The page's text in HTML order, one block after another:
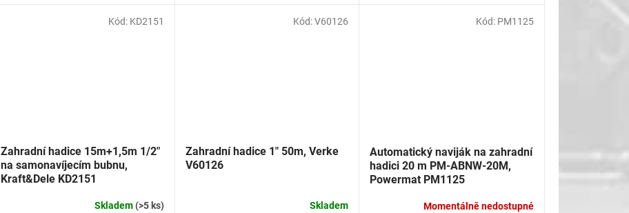
Zahradní hadice 15m+1,5m 1/2"
na samonavíjecím bubnu,
Kraft&Dele KD2151
Skladem(>5 ks)
Kód: KD2151
Zahradní hadice 1" 50m, Verke
V60126
Skladem
Kód:V60126
Automatický naviják na zahradní
hadici 20 m PM-ABNW-20M,
Powermat PM1125
Momentálně nedostupné
Kód: PM1125